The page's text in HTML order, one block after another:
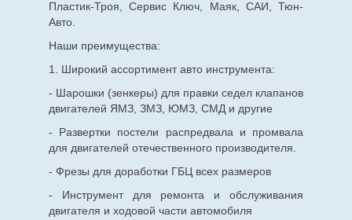
Пластик-Троя, Сервис Ключ, Маяк, САИ, Тюн-
Авто.
Наши преимущества:
1. Широкий ассортимент авто инструмента:
- Шарошки (зенкеры) для правки седел клапанов
двигателей ЯМЗ, ЗМЗ, ЮМЗ, СМД и другие
- Развертки постели распредвала и промвала
для двигателей отечественного производителя.
- Фрезы для доработки ГБЦ всех размеров
- Инструмент для ремонта и обслуживания
двигателя и ходовой части автомобиля